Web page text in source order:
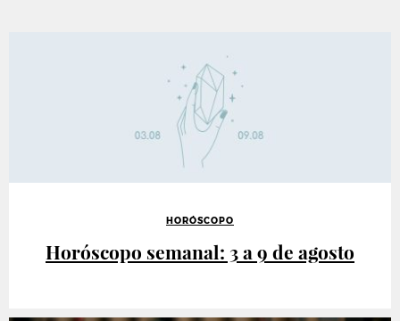
HORÓSCOPO
Horóscopo semanal: 3 a 9 de agosto